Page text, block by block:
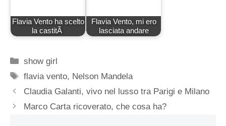
Flavia Vento ha scelto
la castitÃ
Flavia Vento, mi ero
lasciata andare
Categorie
show girl
Tag
flavia vento, Nelson Mandela
Claudia Galanti, vivo nel lusso tra Parigi e Milano
Marco Carta ricoverato, che cosa ha?